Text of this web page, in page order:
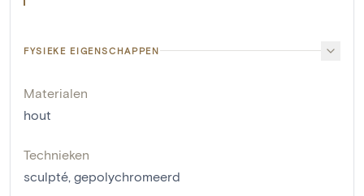
FYSIEKE EIGENSCHAPPEN
Materialen
hout
Technieken
sculpté, gepolychromeerd